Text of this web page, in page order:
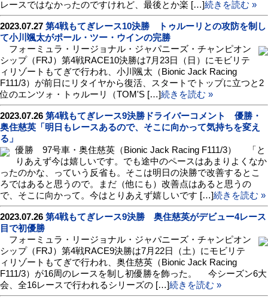
レースではなかったのですけれど、最後とか楽 […]続きを読む »
2023.07.27 第4戦もてぎレース10決勝 トゥルーリとの攻防を制し
て小川颯太がポール・ツー・ウインの完勝
フォーミュラ・リージョナル・ジャパニーズ・チャンピオン
シップ（FRJ）第4戦RACE10決勝は7月23日（日）にモビリテ
ィリゾートもてぎで行われ、小川颯太（Bionic Jack Racing
F111/3）が前日にリタイヤから復活、スタートでトップに立つと2
位のエンツォ・トゥルーリ（TOM'S […]続きを読む »
2023.07.26 第4戦もてぎレース9決勝ドライバーコメント 優勝・
奥住慈英「明日もレースあるので、そこに向かって気持ちを変え
る」
優勝 97号車・奥住慈英（Bionic Jack Racing F111/3） 「と
りあえず今は嬉しいです。でも途中のペースはあまりよくなか
ったのかな、っていう反省も。そこは明日の決勝で改善するとこ
ろではあると思うので。まだ（他にも）改善点はあると思うの
で、そこに向かって。今はとりあえず嬉しいです […]続きを読む »
2023.07.26 第4戦もてぎレース9決勝 奥住慈英がデビュー4レース
目で初優勝
フォーミュラ・リージョナル・ジャパニーズ・チャンピオン
シップ（FRJ）第4戦RACE9決勝は7月22日（土）にモビリテ
ィリゾートもてぎで行われ、奥住慈英（Bionic Jack Racing
F111/3）が16周のレースを制し初優勝を飾った。 今シーズン6大
会、全16レースで行われるシリーズの […]続きを読む »